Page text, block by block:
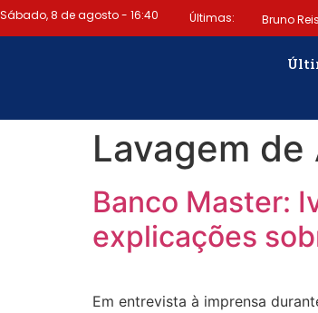
Sábado, 8 de agosto - 16:40 Últimas: Bruno
emitir título
gratuito de
Jesus
Lavagem
Banco Master:
explicações
Em entrevista à imprensa